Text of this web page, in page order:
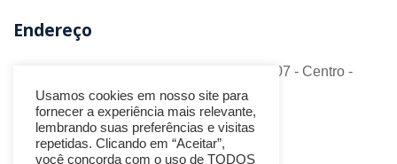
Endereço
R. Barão do Monte Alto nº 70 - Sala 306/307 - Centro -
CEP 36.880-018 - Muriaé/MG
Redes Sociais
Usamos cookies em nosso site para
fornecer a experiência mais relevante,
lembrando suas preferências e visitas
repetidas. Clicando em “Aceitar”,
você concorda com o uso de TODOS